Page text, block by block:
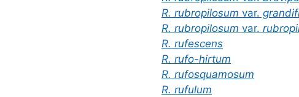
R. rubropilosum var.
R. rubropilosum var.
R. rufescens
R. rufo-hirtum
R. rufosquamosum
R. rufulum